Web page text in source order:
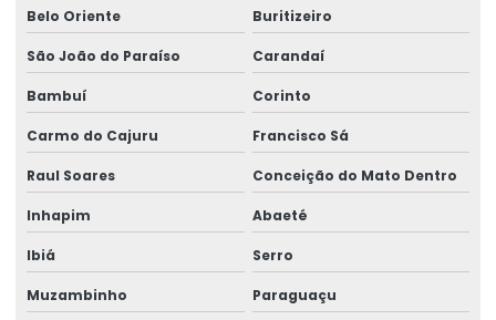
Talha Elétrica
Talha Elétrica 125 Kg A 5 Toneladas
Talha Elétrica Aço Carbono
Talha Elétrica Aço Inox
Talha Elétrica Aço Inox Para Setores Críticos
Belo Oriente Buritizeiro
São João do Paraíso Carandaí
Bambuí Corinto
Carmo do Cajuru Francisco Sá
Raul Soares Conceição do Mato Dentro
Inhapim Abaeté
Ibiá Serro
Muzambinho Paraguaçu